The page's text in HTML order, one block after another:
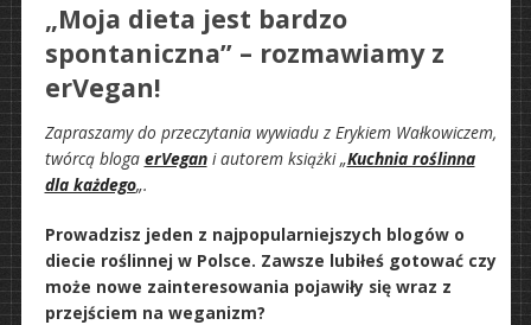
„Moja dieta jest bardzo
spontaniczna” – rozmawiamy z
erVegan!
Zapraszamy do przeczytania wywiadu z Erykiem Wałkowiczem,
twórcą bloga erVegani autorem książki „Kuchnia roślinna
dla każdego„.
Prowadzisz jeden z najpopularniejszych blogów o
diecie roślinnej w Polsce. Zawsze lubiłeś gotować czy
może nowe zainteresowania pojawiły się wraz z
przejściem na weganizm?